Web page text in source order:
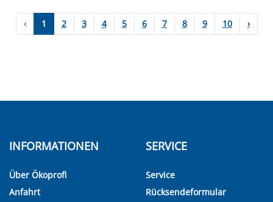
‹ 1 2 3 4 5 6 7 8 9 10 ›
INFORMATIONEN
Über Ökoprofi
Anfahrt
SERVICE
Service
Rücksendeformular